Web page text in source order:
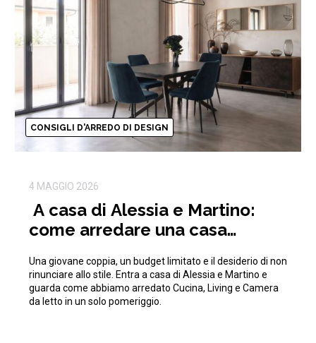
CONSIGLI D'ARREDO DI DESIGN
4 MAGGIO 2026
A casa di Alessia e Martino:
come arredare una casa
Una giovane coppia, un budget limitato e il desiderio di non
rinunciare allo stile. Entra a casa di Alessia e Martino e
guarda come abbiamo arredato Cucina, Living e Camera
da letto in un solo pomeriggio.